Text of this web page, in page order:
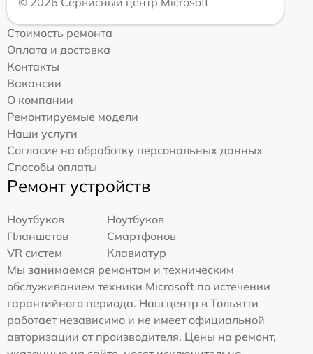
Стоимость ремонта
Оплата и доставка
Контакты
Вакансии
О компании
Ремонтируемые модели
Наши услуги
Согласие на обработку персональных данных
Способы оплаты
Ремонт устройств
Ноутбуков
Ноутбуков
Планшетов
Смартфонов
VR систем
Клавиатур
Мы занимаемся ремонтом и техническим
обслуживанием техники Microsoft по истечении
гарантийного периода. Наш центр в Тольятти
работает независимо и не имеет официальной
авторизации от производителя. Цены на ремонт,